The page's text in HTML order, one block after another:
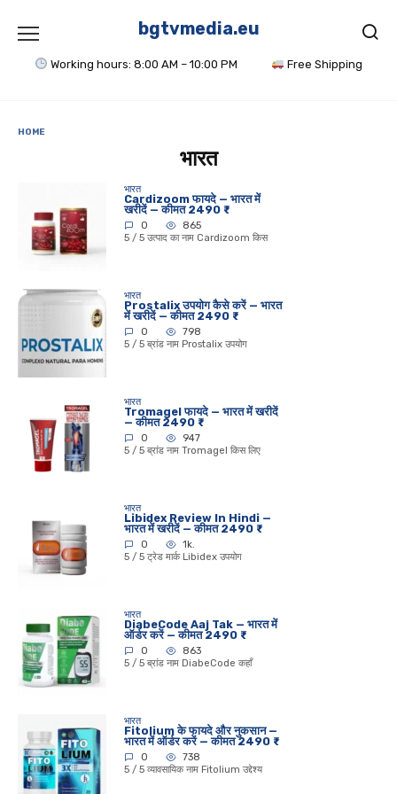
content
bgtvmedia.eu
Working hours: 8:00 AM – 10:00 PM Free Shipping
HOME
भारत
भारत
Cardizoom फायदे — भारत में
खरीदें — कीमत 2490 ₹
0
865
5 / 5 उत्पाद का नाम Cardizoom किस
भारत
Prostalix उपयोग कैसे करें — भारत
में खरीदें — कीमत 2490 ₹
0
798
5 / 5 ब्रांड नाम Prostalix उपयोग
भारत
Tromagel फायदे — भारत में खरीदें
— कीमत 2490 ₹
0
947
5 / 5 ब्रांड नाम Tromagel किस लिए
भारत
Libidex Review In Hindi —
भारत में खरीदें — कीमत 2490 ₹
0
1k.
5 / 5 ट्रेड मार्क Libidex उपयोग
भारत
DiabeCode Aaj Tak — भारत में
ऑर्डर करें — कीमत 2490 ₹
0
863
5 / 5 ब्रांड नाम DiabeCode कहाँ
भारत
Fitolium के फायदे और नुकसान —
भारत में ऑर्डर करें — कीमत 2490 ₹
0
738
5 / 5 व्यावसायिक नाम Fitolium उद्देश्य